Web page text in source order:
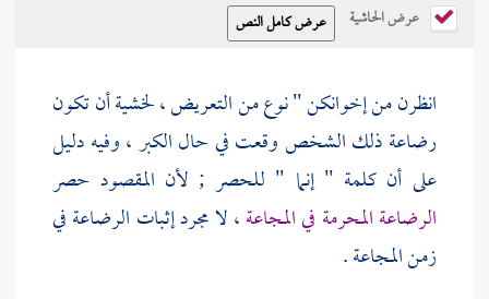
عرض الحاشية
انظرن من إخوانكن " نوع من التعريض ، لخشية أن تكون
رضاعة ذلك الشخص وقعت في حال الكبر ، وفيه دليل
على أن كلمة " إنما " للحصر ; لأن المقصود حصر
الرضاعة المحرمة في المجاعة، لا مجرد إثبات الرضاعة في
زمن المجاعة .